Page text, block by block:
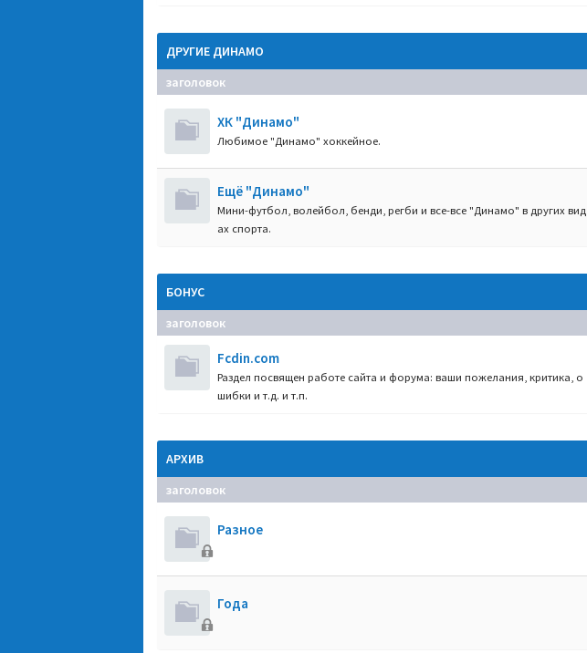
ДРУГИЕ ДИНАМО
заголовок
ХК "Динамо"
Любимое "Динамо" хоккейное.
Ещё "Динамо"
Мини-футбол, волейбол, бенди, регби и все-все "Динамо" в других вид
ах спорта.
БОНУС
заголовок
Fcdin.com
Раздел посвящен работе сайта и форума: ваши пожелания, критика, о
шибки и т.д. и т.п.
АРХИВ
заголовок
Разное
Года